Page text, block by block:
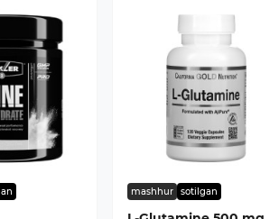
mashhur sotilgan